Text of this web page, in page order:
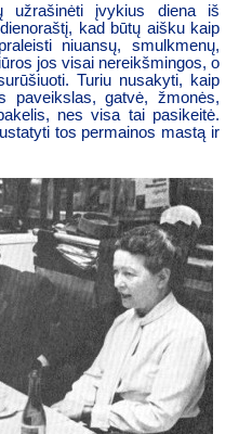
užrašinėti įvykius diena iš
kad būtų aišku kaip
niuansų, smulkmenų,
jos visai nereikšmingos, o
Turiu nusakyti, kaip
paveikslas, gatvė, žmonės,
nes visa tai pasikeitė.
tos permainos mastą ir